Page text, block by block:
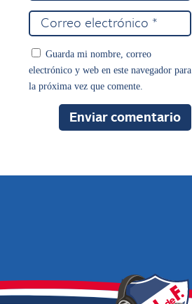
Guarda mi nombre, correo
electrónico y web en este navegador para
la próxima vez que comente.